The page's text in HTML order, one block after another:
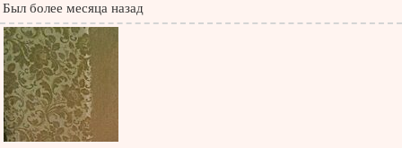
Был более месяца назад